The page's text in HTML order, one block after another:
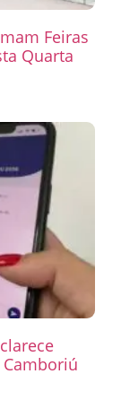
Feiras
Quarta